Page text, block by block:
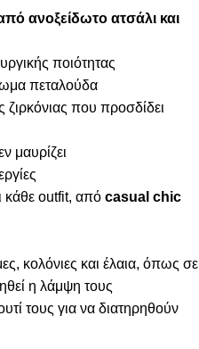
ανοξείδωτο ατσάλι και
ποιότητας
πεταλούδα
ζιρκόνιας που προσδίδει
μαυρίζει
outfit, από casual chic
κολόνιες και έλαια, όπως σε
η λάμψη τους
τους για να διατηρηθούν